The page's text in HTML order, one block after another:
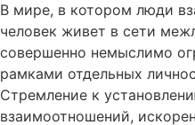
В мире, в котором люди
человек живет в сети
совершенно немыслимо
рамками отдельных
Стремление к
взаимоотношений,